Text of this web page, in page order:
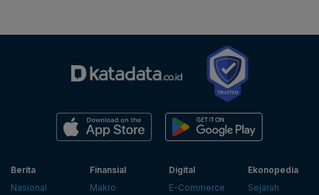
Berita
Nasional
Finansial
Makro
Digital
E-Commerce
Ekonopedia
Sejarah